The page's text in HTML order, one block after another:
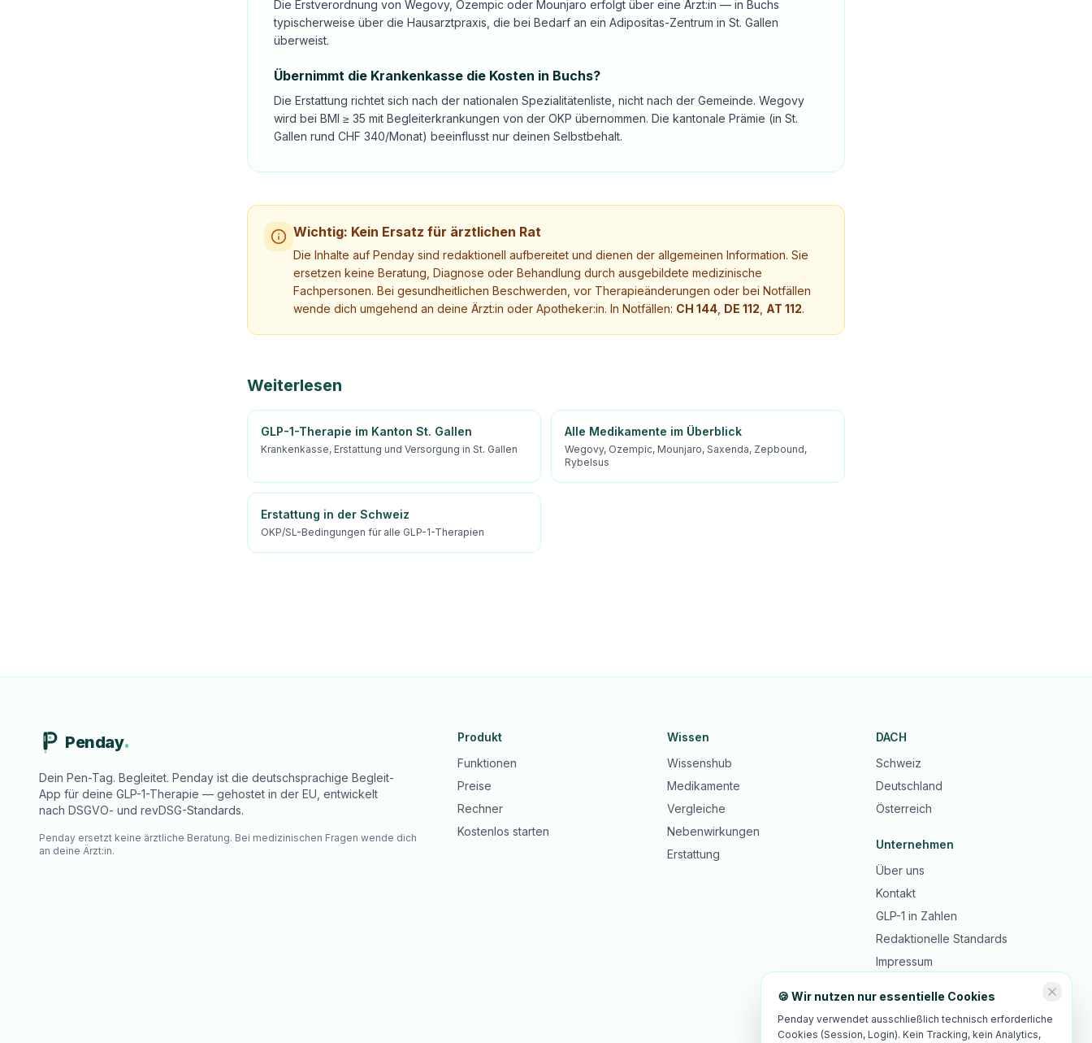
Die Erstverordnung von Wegovy, Ozempic oder Mounjaro erfolgt über eine Ärzt:in — in Buchs
typischerweise über die Hausarztpraxis, die bei Bedarf an ein Adipositas-Zentrum in St. Gallen
überweist.
Übernimmt die Krankenkasse die Kosten in Buchs?
Die Erstattung richtet sich nach der nationalen Spezialitätenliste, nicht nach der Gemeinde. Wegovy
wird bei BMI ≥ 35 mit Begleiterkrankungen von der OKP übernommen. Die kantonale Prämie (in St.
Gallen rund CHF 340/Monat) beeinflusst nur deinen Selbstbehalt.
Wichtig: Kein Ersatz für ärztlichen Rat
Die Inhalte auf Penday sind redaktionell aufbereitet und dienen der allgemeinen Information. Sie
ersetzen keine Beratung, Diagnose oder Behandlung durch ausgebildete medizinische
Fachpersonen. Bei gesundheitlichen Beschwerden, vor Therapieänderungen oder bei Notfällen
wende dich umgehend an deine Ärzt:in oder Apotheker:in. In Notfällen: CH 144 DE 112 AT 112.
Weiterlesen
GLP-1-Therapie im Kanton St. Gallen
Krankenkasse, Erstattung und Versorgung in St. Gallen
Alle Medikamente im Überblick
Wegovy, Ozempic, Mounjaro, Saxenda, Zepbound,
Rybelsus
Erstattung in der Schweiz
OKP/SL-Bedingungen für alle GLP-1-Therapien
Penday
Dein Pen-Tag. Begleitet. Penday ist die deutschsprachige Begleit-
App für deine GLP-1-Therapie — gehostet in der EU, entwickelt
nach DSGVO- und revDSG-Standards.
Penday ersetzt keine ärztliche Beratung. Bei medizinischen Fragen wende dich
an deine Ärzt:in.
Produkt
Funktionen
Preise
Rechner
Kostenlos starten
Wissen
Wissenshub
Medikamente
Vergleiche
Nebenwirkungen
Erstattung
DACH
Schweiz
Deutschland
Österreich
Unternehmen
Über uns
Kontakt
GLP-1 in Zahlen
Redaktionelle Standards
Impressum
🍪 Wir nutzen nur essentielle Cookies
Penday verwendet ausschließlich technisch erforderliche
Cookies (Session, Login). Kein Tracking, kein Analytics,